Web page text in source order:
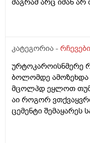
მაგრამ არც იმან არ
კატეგორია - რჩევები
ურტოკაროისნმერე
ბოლომდე ამოზეხდა
მცოლპდ ეყლოთ
აი როგორ
ცემენტი შემაყარეს
წვალებაშო..სულ